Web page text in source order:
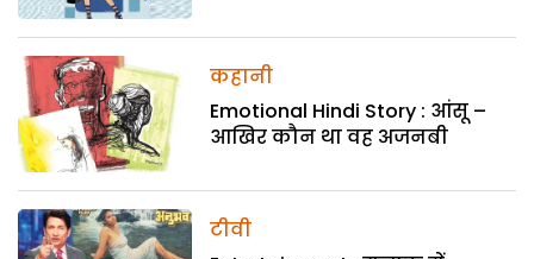
कहानी
Emotional Hindi Story : आंसू –
आखिर कौन था वह अजनबी
टीवी